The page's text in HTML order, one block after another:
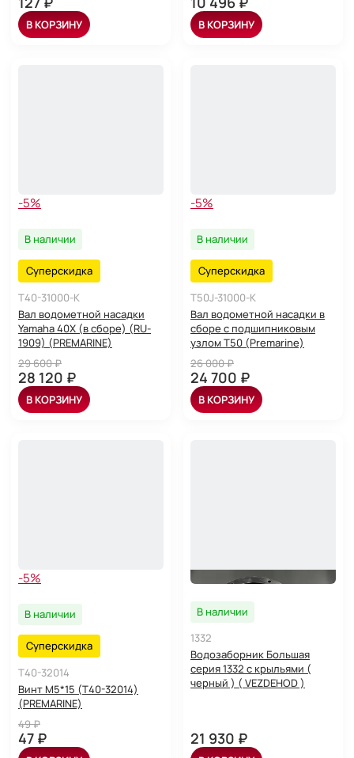
В КОРЗИНУ В КОРЗИНУ
-5%
В наличии
Суперскидка
T40-31000-K
Вал водометной насадки
Yamaha 40X (в сборе) (RU-
1909) (PREMARINE)
29 600 ₽
28 120 ₽
В КОРЗИНУ
-5%
В наличии
Суперскидка
T50J-31000-K
Вал водометной насадки в
сборе с подшипниковым
узлом Т50 (Premarine)
26 000 ₽
24 700 ₽
В КОРЗИНУ
-5%
В наличии
Суперскидка
T40-32014
Винт М5*15 (T40-32014)
(PREMARINE)
49 ₽
47 ₽
В наличии
1332
Водозаборник Большая
серия 1332 с крыльями (
черный ) ( VEZDEHOD )
21 930 ₽